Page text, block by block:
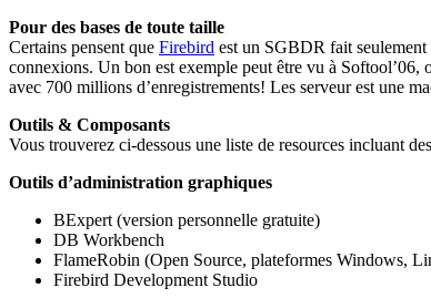
Pour des bases de toute taille
Certains pensent que Firebird est un SGBDR fait seulement
connexions. Un bon est exemple peut être vu à Softool’06,
avec 700 millions d’enregistrements! Les serveur est une
Outils & Composants
Vous trouverez ci-dessous une liste de resources incluant
Outils d’administration graphiques
BExpert (version personnelle gratuite)
DB Workbench
FlameRobin (Open Source, plateformes Windows,
Firebird Development Studio